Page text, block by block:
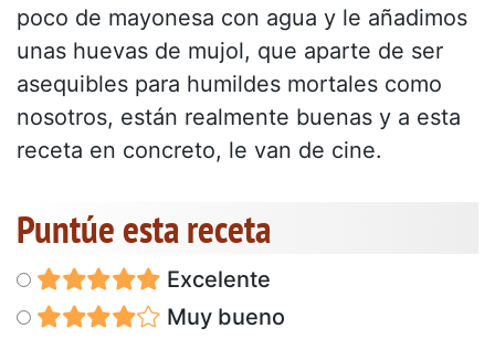
poco de mayonesa con agua y le añadimos
unas huevas de mujol, que aparte de ser
asequibles para humildes mortales como
nosotros, están realmente buenas y a esta
receta en concreto, le van de cine.
Puntúe esta receta
Excelente
Muy bueno